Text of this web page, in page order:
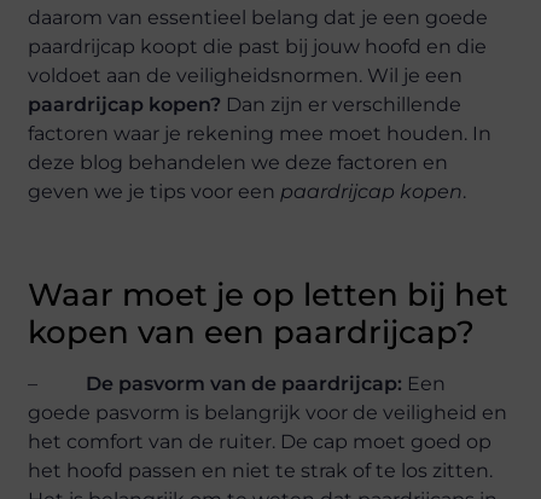
daarom van essentieel belang dat je een goede
paardrijcap koopt die past bij jouw hoofd en die
voldoet aan de veiligheidsnormen. Wil je een
paardrijcap kopen? Dan zijn er verschillende
factoren waar je rekening mee moet houden. In
deze blog behandelen we deze factoren en
geven we je tips voor een paardrijcap kopen.
Waar moet je op letten bij het
kopen van een paardrijcap?
– De pasvorm van de paardrijcap: Een
goede pasvorm is belangrijk voor de veiligheid en
het comfort van de ruiter. De cap moet goed op
het hoofd passen en niet te strak of te los zitten.